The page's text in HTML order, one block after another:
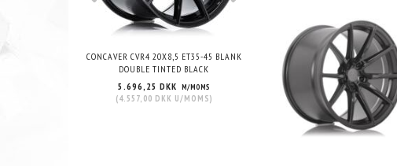
CONCAVER CVR4 20X8,5 ET35-45 BLANK
DOUBLE TINTED BLACK
5.696,25 DKK M/MOMS
(4.557,00 DKK U/MOMS)
CONCAVER CVR4 19X10,5 ET15-57
BLANK BRUSHED BRONZE
5.696,25 DKKM/MOMS
(4.557,00 DKKU/MOMS)